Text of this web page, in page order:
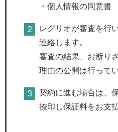
・個人情報の同意書
レグリオが審査を行
連絡します。
審査の結果、お断り
理由の公開は行って
契約に進む場合は、
捺印し保証料をお支